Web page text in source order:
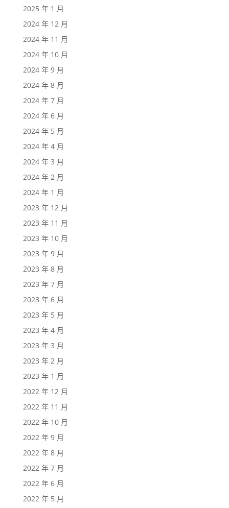
2025 年 1 月
2024 年 12 月
2024 年 11 月
2024 年 10 月
2024 年 9 月
2024 年 8 月
2024 年 7 月
2024 年 6 月
2024 年 5 月
2024 年 4 月
2024 年 3 月
2024 年 2 月
2024 年 1 月
2023 年 12 月
2023 年 11 月
2023 年 10 月
2023 年 9 月
2023 年 8 月
2023 年 7 月
2023 年 6 月
2023 年 5 月
2023 年 4 月
2023 年 3 月
2023 年 2 月
2023 年 1 月
2022 年 12 月
2022 年 11 月
2022 年 10 月
2022 年 9 月
2022 年 8 月
2022 年 7 月
2022 年 6 月
2022 年 5 月